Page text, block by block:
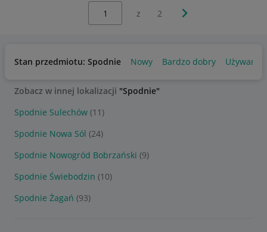
z 2 Następna strona
Stan przedmiotu: Spodnie Nowy Bardzo dobry Używany
Zobacz w innej lokalizacji "Spodnie"
Spodnie Sulechów (11)
Spodnie Nowa Sól (24)
Spodnie Nowogród Bobrzański (9)
Spodnie Świebodzin (10)
Spodnie Żagań (93)